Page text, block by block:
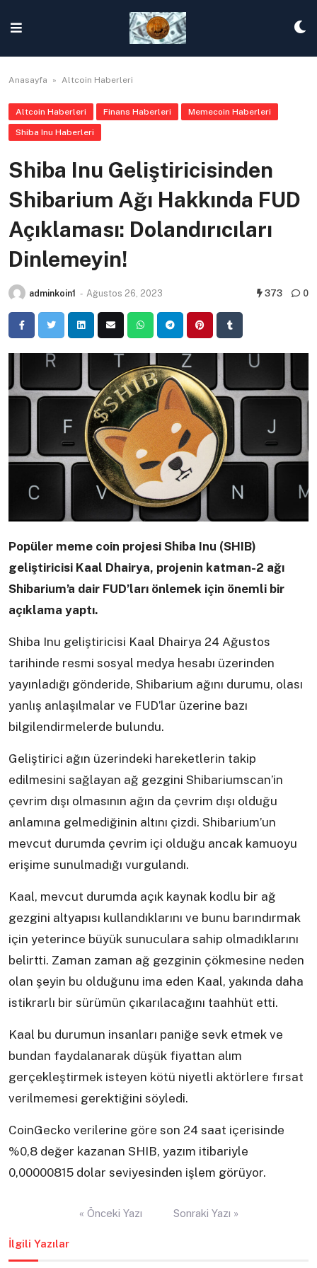
content
Anasayfa » Altcoin Haberleri
Altcoin Haberleri Finans Haberleri Memecoin Haberleri
Shiba Inu Haberleri
Shiba Inu Geliştiricisinden
Shibarium Ağı Hakkında FUD
Açıklaması: Dolandırıcıları
Dinlemeyin!
adminkoin1 - Ağustos 26, 2023 373 0
Popüler meme coin projesi Shiba Inu (SHIB)
geliştiricisi Kaal Dhairya, projenin katman-2 ağı
Shibarium’a dair FUD’ları önlemek için önemli bir
açıklama yaptı.
Shiba Inu geliştiricisi Kaal Dhairya 24 Ağustos
tarihinde resmi sosyal medya hesabı üzerinden
yayınladığı gönderide, Shibarium ağını durumu, olası
yanlış anlaşılmalar ve FUD’lar üzerine bazı
bilgilendirmelerde bulundu.
Geliştirici ağın üzerindeki hareketlerin takip
edilmesini sağlayan ağ gezgini Shibariumscan’in
çevrim dışı olmasının ağın da çevrim dışı olduğu
anlamına gelmediğinin altını çizdi. Shibarium’un
mevcut durumda çevrim içi olduğu ancak kamuoyu
erişime sunulmadığı vurgulandı.
Kaal, mevcut durumda açık kaynak kodlu bir ağ
gezgini altyapısı kullandıklarını ve bunu barındırmak
için yeterince büyük sunuculara sahip olmadıklarını
belirtti. Zaman zaman ağ gezginin çökmesine neden
olan şeyin bu olduğunu ima eden Kaal, yakında daha
istikrarlı bir sürümün çıkarılacağını taahhüt etti.
Kaal bu durumun insanları paniğe sevk etmek ve
bundan faydalanarak düşük fiyattan alım
gerçekleştirmek isteyen kötü niyetli aktörlere fırsat
verilmemesi gerektiğini söyledi.
CoinGecko verilerine göre son 24 saat içerisinde
%0,8 değer kazanan SHIB, yazım itibariyle
0,00000815 dolar seviyesinden işlem görüyor.
« Önceki Yazı Sonraki Yazı »
İlgili Yazılar